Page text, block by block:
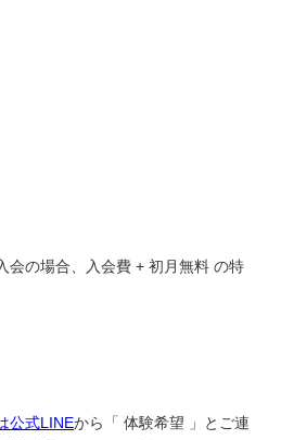
会の場合、入会費 + 初月無料 の特
公式LINEから「 体験希望 」とご連